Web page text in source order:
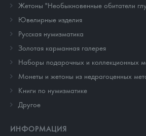
Жетоны "Необыкновенные обитатели
Ювелирные изделия
Русская нумизматика
Золотая карманная галерея
Наборы подарочных и коллекционных
Монеты и жетоны из недрагоценных
Книги по нумизматике
Другое
ИНФОРМАЦИЯ